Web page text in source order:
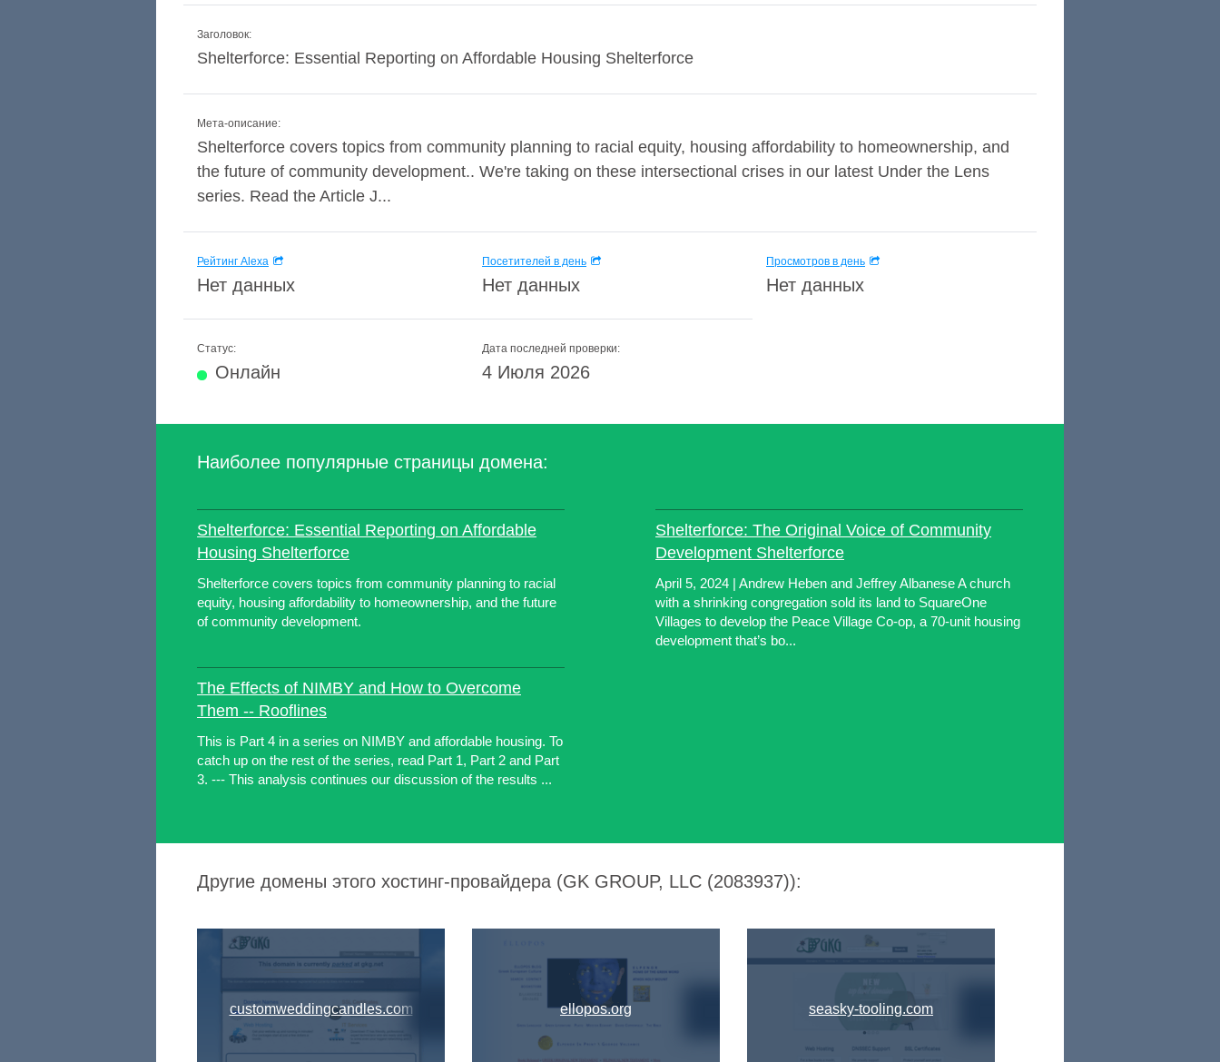
Заголовок:
Shelterforce: Essential Reporting on Affordable Housing Shelterforce
Мета-описание:
Shelterforce covers topics from community planning to racial equity, housing affordability to homeownership, and
the future of community development.. We're taking on these intersectional crises in our latest Under the Lens
series. Read the Article J...
Рейтинг Alexa
Нет данных
Посетителей в день
Нет данных
Просмотров в день
Нет данных
Статус:
Онлайн
Дата последней проверки:
4 Июля 2026
Наиболее популярные страницы домена:
Shelterforce: Essential Reporting on Affordable
Housing Shelterforce
Shelterforce covers topics from community planning to racial
equity, housing affordability to homeownership, and the future
of community development.
The Effects of NIMBY and How to Overcome
Them -- Rooflines
This is Part 4 in a series on NIMBY and affordable housing. To
catch up on the rest of the series, read Part 1, Part 2 and Part
3. --- This analysis continues our discussion of the results ...
Shelterforce: The Original Voice of Community
Development Shelterforce
April 5, 2024 | Andrew Heben and Jeffrey Albanese A church
with a shrinking congregation sold its land to SquareOne
Villages to develop the Peace Village Co-op, a 70-unit housing
development that’s bo...
Другие домены этого хостинг-провайдера (GK GROUP, LLC (2083937)):
customweddingcandles.com ellopos.org seasky-tooling.com